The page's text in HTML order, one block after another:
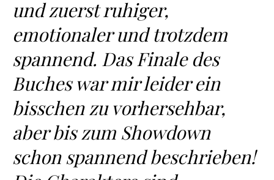
und zuerst ruhiger,
emotionaler und trotzdem
spannend. Das Finale des
Buches war mir leider ein
bisschen zu vorhersehbar,
aber bis zum Showdown
schon spannend beschrieben!